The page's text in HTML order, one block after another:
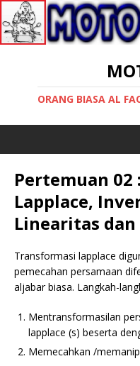
ORANG BIASA AL
Pertemuan
Lapplace,
Linearitas dan
Transformasi lapplace
pemecahan persamaan
aljabar biasa. Langkah-
Mentransformasilan
lapplace (s) beserta
Memecahkan /